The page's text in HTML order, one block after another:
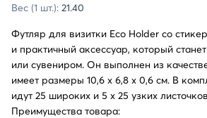
Вес (1 шт.): 21.40
Футляр для визитки Eco Holder со
и практичный аксессуар, который
или сувениром. Он выполнен из
имеет размеры 10,6 x 6,8 x 0,6 см. В
идут 25 широких и 5 х 25 узких
Преимущества товара: